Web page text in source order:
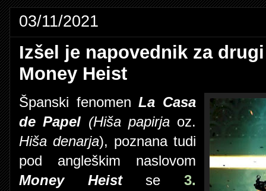
03/11/2021
Izšel je napovednik za
Money Heist
Španski fenomenLa Casa
de Papel (Hiša papirjaoz.
Hiša denarja), poznana tudi
pod angleškim naslovom
Money Heistse3.